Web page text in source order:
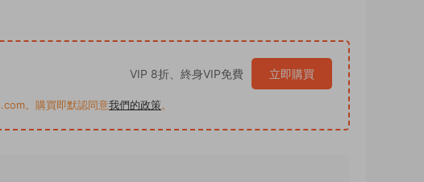
VIP 8折、終身VIP免費 立即購買
。購買即默認同意我們的政策。